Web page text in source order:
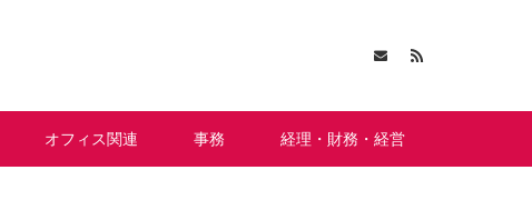
オフィス関連 事務 経理・財務・経営